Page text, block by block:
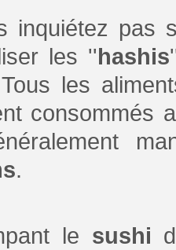
inquiétez pas
les ''hashis
les
consommés
.
le sushi